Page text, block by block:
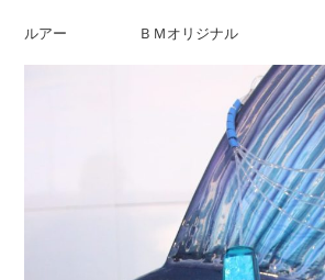
ルアー ＢＭオリジナル